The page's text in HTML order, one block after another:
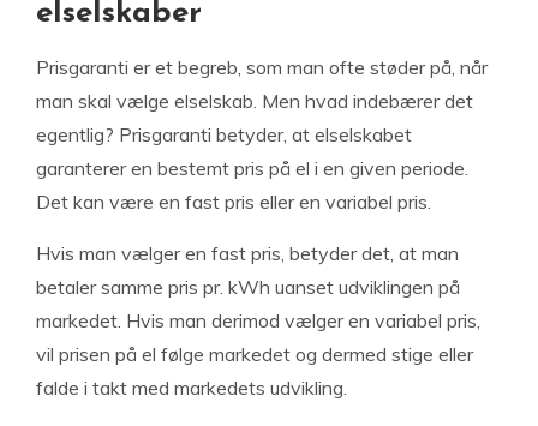
elselskaber
Prisgaranti er et begreb, som man ofte støder på, når
man skal vælge elselskab. Men hvad indebærer det
egentlig? Prisgaranti betyder, at elselskabet
garanterer en bestemt pris på el i en given periode.
Det kan være en fast pris eller en variabel pris.
Hvis man vælger en fast pris, betyder det, at man
betaler samme pris pr. kWh uanset udviklingen på
markedet. Hvis man derimod vælger en variabel pris,
vil prisen på el følge markedet og dermed stige eller
falde i takt med markedets udvikling.